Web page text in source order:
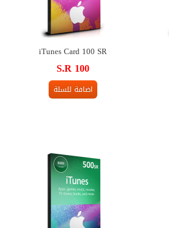
iTunes Card 100 SR
S.R 100
اضافة للسلة